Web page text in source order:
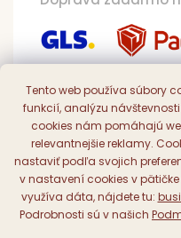
Tento web používa súbory
funkcií, analýzu
cookies nám pomáhajú
relevantnejšie reklamy.
nastaviť podľa svojich
v nastavení cookies v
využíva dáta, nájdete tu:
Podrobnosti sú v našich
Pohodlná a
Online, prevodom